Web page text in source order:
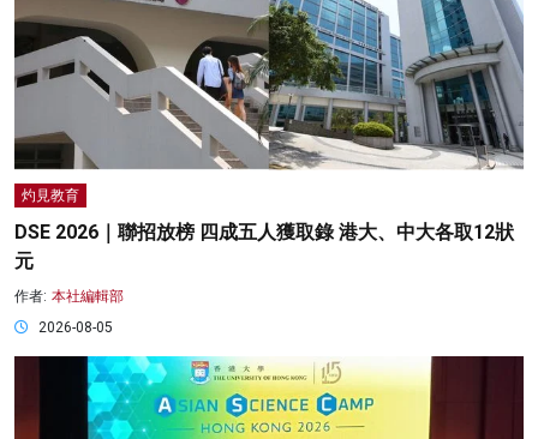
灼見教育
DSE 2026｜聯招放榜 四成五人獲取錄 港大、中大各取12狀
元
作者: 本社編輯部
2026-08-05